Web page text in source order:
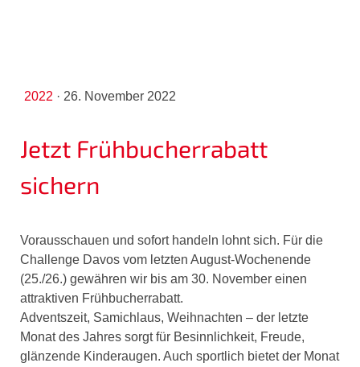
2022 · 26. November 2022
Jetzt Frühbucherrabatt
sichern
Vorausschauen und sofort handeln lohnt sich. Für die
Challenge Davos vom letzten August-Wochenende
(25./26.) gewähren wir bis am 30. November einen
attraktiven Frühbucherrabatt.
Adventszeit, Samichlaus, Weihnachten – der letzte
Monat des Jahres sorgt für Besinnlichkeit, Freude,
glänzende Kinderaugen. Auch sportlich bietet der Monat